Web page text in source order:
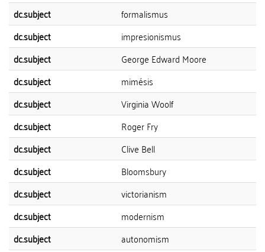
dc.subject
formalismus
dc.subject
impresionismus
dc.subject
George Edward Moore
dc.subject
mimésis
dc.subject
Virginia Woolf
dc.subject
Roger Fry
dc.subject
Clive Bell
dc.subject
Bloomsbury
dc.subject
victorianism
dc.subject
modernism
dc.subject
autonomism